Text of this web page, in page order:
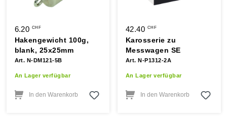
6.20 CHF
Hakengewicht 100g,
blank, 25x25mm
Art. N-DM121-5B
An Lager verfügbar
In den Warenkorb
42.40 CHF
Karosserie zu
Messwagen SE
Art. N-P1312-2A
An Lager verfügbar
In den Warenkorb